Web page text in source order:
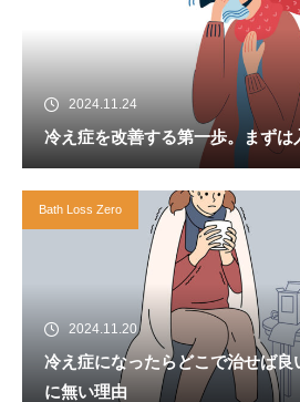
2024.11.24
冷え症を改善する第一歩。まずは
Bath Loss Zero
2024.11.20
冷え症になったらどこで治せば良
に無い理由